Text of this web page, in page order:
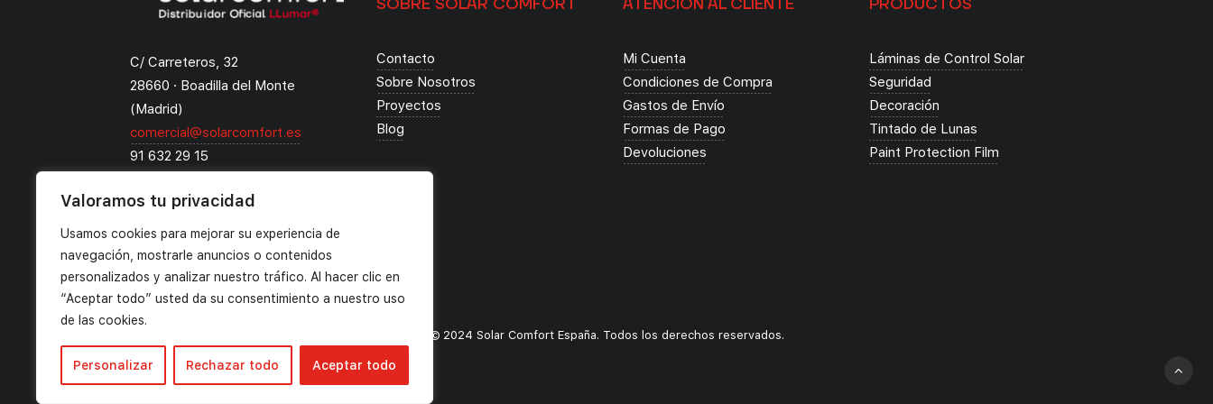
Valoramos tu privacidad
Usamos cookies para mejorar su experiencia de
navegación, mostrarle anuncios o contenidos
personalizados y analizar nuestro tráfico. Al hacer clic en
“Aceptar todo” usted da su consentimiento a nuestro uso
de las cookies.
Personalizar Rechazar todo Aceptar todo
C/ Carreteros, 32
28660 · Boadilla del Monte
(Madrid)
comercial@solarcomfort.es
91 632 29 15
SOBRE SOLAR COMFORT
Contacto
Sobre Nosotros
Proyectos
Blog
ATENCIÓN AL CLIENTE
Mi Cuenta
Condiciones de Compra
Gastos de Envío
Formas de Pago
Devoluciones
PRODUCTOS
Láminas de Control Solar
Seguridad
Decoración
Tintado de Lunas
Paint Protection Film
© 2024 Solar Comfort España. Todos los derechos reservados.